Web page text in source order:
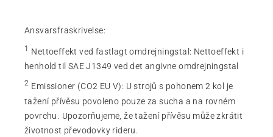
Ansvarsfraskrivelse:
1 Nettoeffekt ved fastlagt omdrejningstal : Nettoeffekt i
henhold til SAE J1349 ved det angivne omdrejningstal
2 Emissioner (CO2 EU V): U strojů s pohonem 2 kol je
tažení přívěsu povoleno pouze za sucha a na rovném
povrchu. Upozorňujeme, že tažení přívěsu může zkrátit
životnost převodovky rideru.